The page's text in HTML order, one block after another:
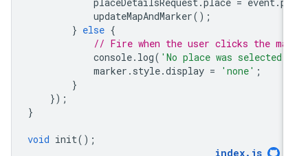
updateMapAndMarker
} else
// Fire when the user clicks the
console.log( 'No place was
marker.style.display = 'none'
void init
index. js